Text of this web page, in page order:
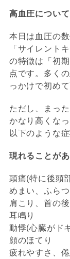
高血圧について
本日は血圧の
「サイレント
の特徴は「初
点です。多く
っかけで初め
ただし、まっ
かなり高くな
以下のような
現れることが
頭痛(特に後頭
めまい、ふらつ
肩こり、首の
耳鳴り
動悸(心臓がド
顔のほてり
疲れやすさ、